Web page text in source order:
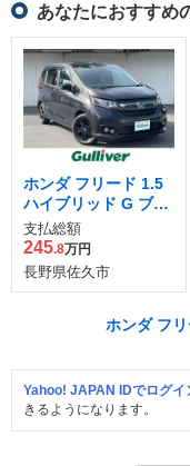
あなたにおすすめ
ホンダ フリード 1.5
ハイブリッド G ブラ
ックスタイル
支払総額
245.8万円
長野県佐久市
ホンダ フ
Yahoo! JAPAN IDでログイ
きるようになります。